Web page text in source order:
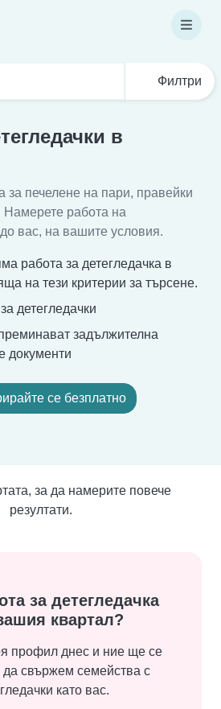
Филтри
в
за печелене на пари, правейки
Намерете работа на
вас, на вашите условия.
работа за детегледачка в
на тези критерии за търсене.
детегледачки
задължителна
документи
се безплатно
за да намерите повече
резултати.
за детегледачка
квартал?
профил днес и ние ще се
да свържем семейства с
като вас.